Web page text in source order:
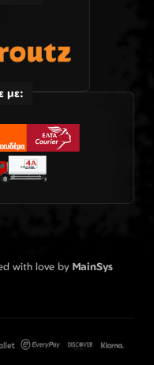
με:
with love by MainSys